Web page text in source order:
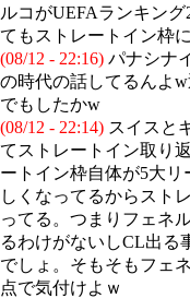
ルコがUEFAランキン
てもストレートイン枠
(08/12 - 22:16) パナシナ
の時代の話してるんよ
でもしたかw
(08/12 - 22:14) スイスと
てストレートイン取り
ートイン枠自体が5大
しくなってるからスト
ってる。つまりフェネ
るわけがないしCL出る
でしょ。そもそもフェ
点で気付けよｗ